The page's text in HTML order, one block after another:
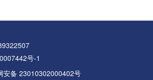
号-1
安备 23010302000402号